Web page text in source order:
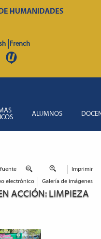
French
ALUMNOS
Imprimir
electrónico Galería de imágenes
ACCIÓN: LIMPIEZA